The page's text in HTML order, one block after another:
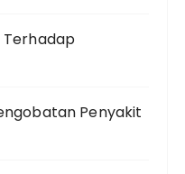
Terhadap
Penyakit